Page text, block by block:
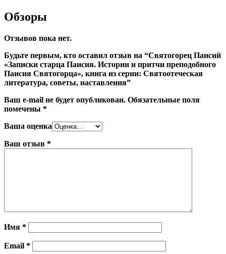
Обзоры
Отзывов пока нет.
Будьте первым, кто оставил отзыв на “Святогорец Паисий
«Записки старца Паисия. Истории и притчи преподобного
Паисия Святогорца», книга из серии: Святоотеческая
литература, советы, наставления”
Ваш e-mail не будет опубликован. Обязательные поля
помечены *
Ваша оценка
Ваш отзыв *
Имя *
Email *